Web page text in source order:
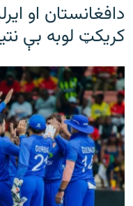
دافغانستان او
کریکټ لوبه بې